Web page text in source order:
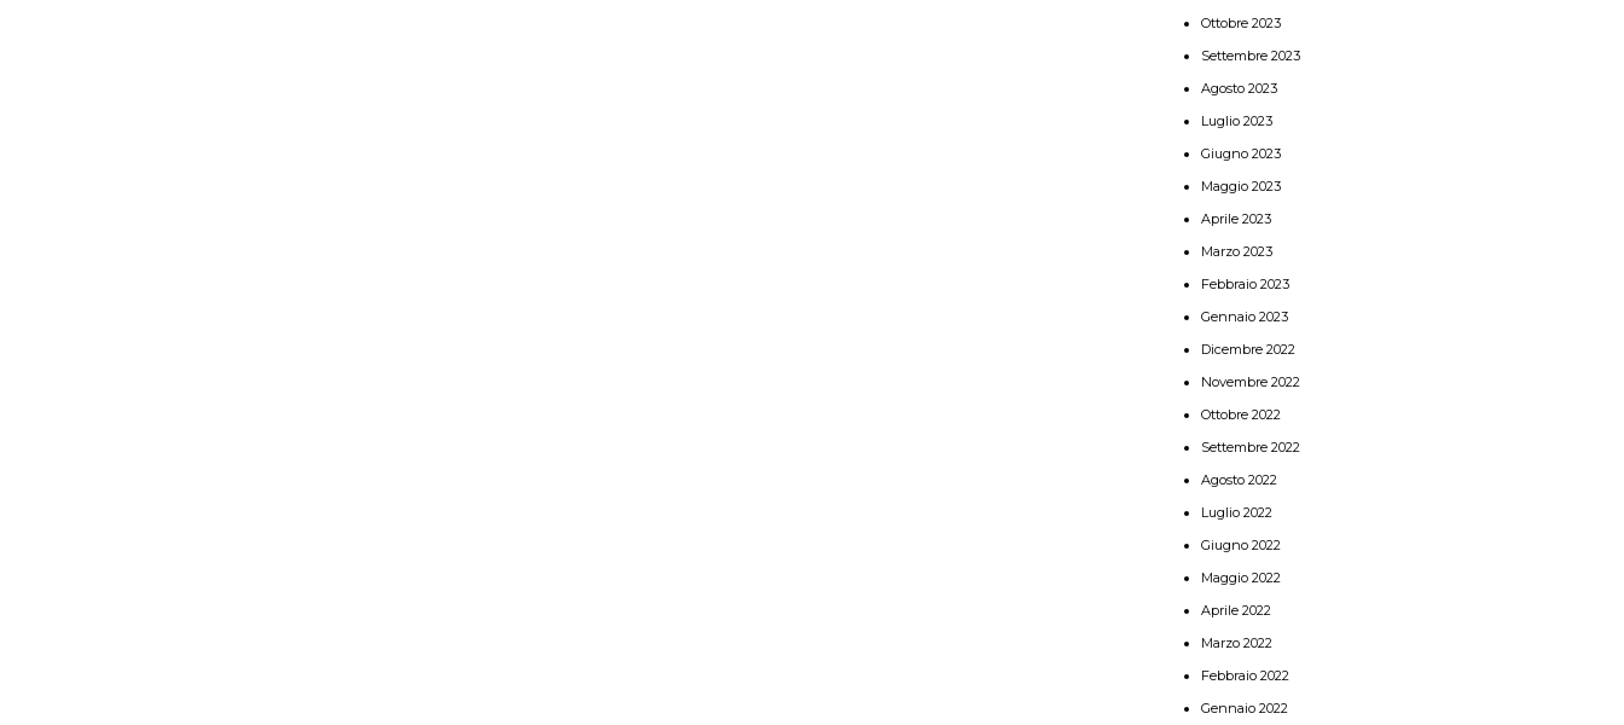
Ottobre 2023
Settembre 2023
Agosto 2023
Luglio 2023
Giugno 2023
Maggio 2023
Aprile 2023
Marzo 2023
Febbraio 2023
Gennaio 2023
Dicembre 2022
Novembre 2022
Ottobre 2022
Settembre 2022
Agosto 2022
Luglio 2022
Giugno 2022
Maggio 2022
Aprile 2022
Marzo 2022
Febbraio 2022
Gennaio 2022